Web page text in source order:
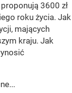
3600 zł
roku życia. Jak
mających
kraju. Jak